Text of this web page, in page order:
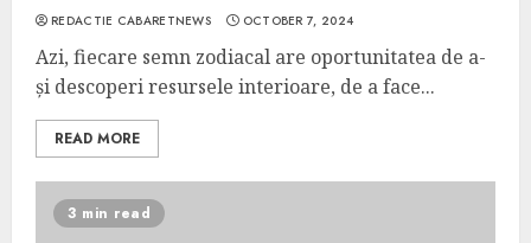
REDACTIE CABARETNEWS OCTOBER 7, 2024
Azi, fiecare semn zodiacal are oportunitatea de a-
și descoperi resursele interioare, de a face...
READ MORE
3 min read